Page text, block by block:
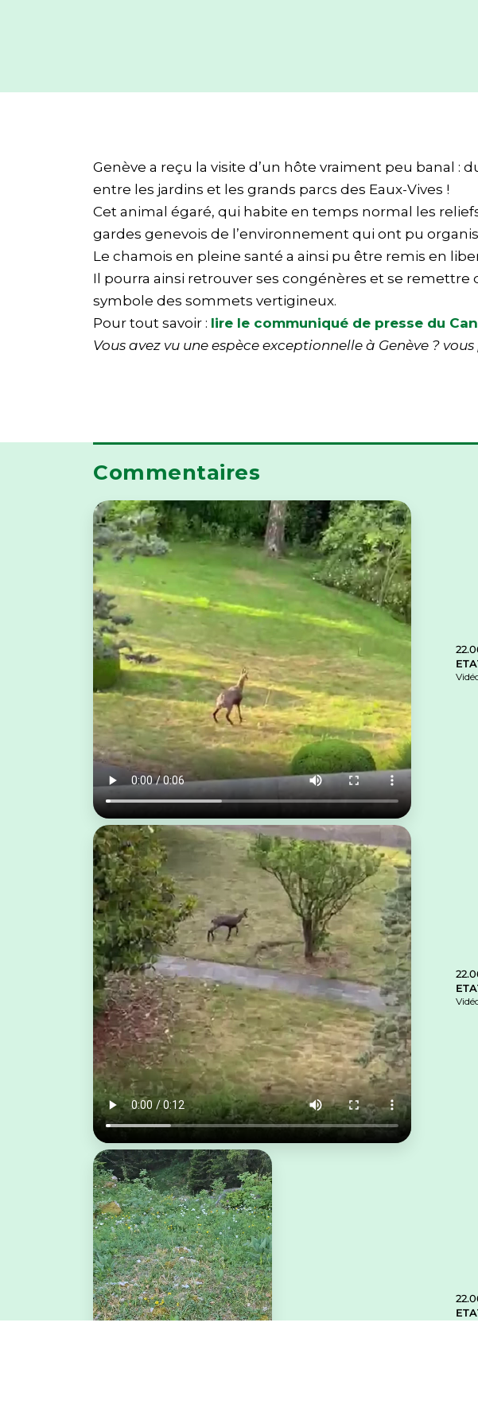
Genève a reçu la visite d’un hôte vraiment peu banal :
entre les jardins et les grands parcs des Eaux-Vives !
Cet animal égaré, qui habite en temps normal les
gardes genevois de l’environnement qui ont pu
Le chamois en pleine santé a ainsi pu être remis en
Il pourra ainsi retrouver ses congénères et se
symbole des sommets vertigineux.
Pour tout savoir : lire le communiqué de presse du
Vous avez vu une espèce exceptionnelle à Genève ?
Commentaires